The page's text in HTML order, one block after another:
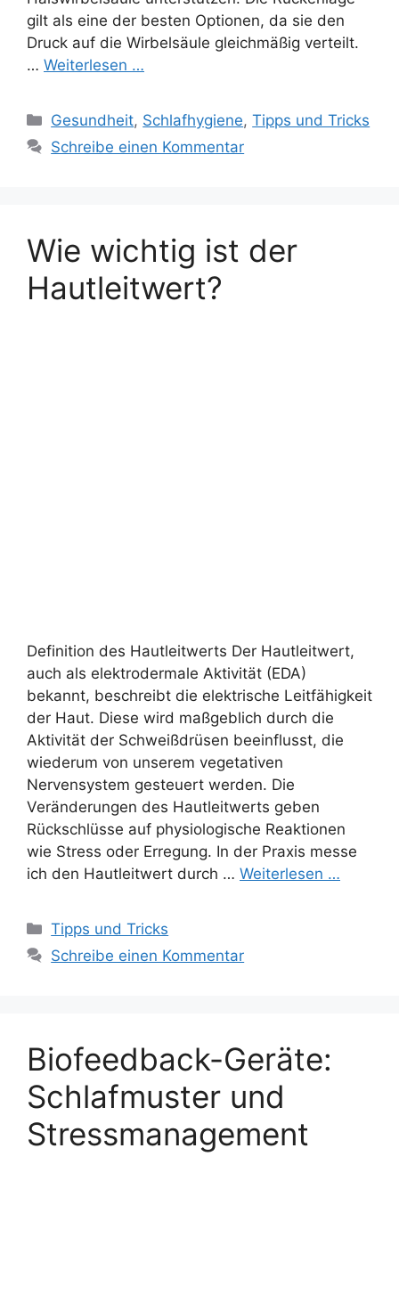
gilt als eine der besten Optionen, da sie den
Druck auf die Wirbelsäule gleichmäßig verteilt.
… Weiterlesen …
Kategorien
Gesundheit, Schlafhygiene,Tipps und Tricks
Schreibe einen Kommentar
Wie wichtig ist der
Hautleitwert?
Definition des Hautleitwerts Der Hautleitwert,
auch als elektrodermale Aktivität (EDA)
bekannt, beschreibt die elektrische Leitfähigkeit
der Haut. Diese wird maßgeblich durch die
Aktivität der Schweißdrüsen beeinflusst, die
wiederum von unserem vegetativen
Nervensystem gesteuert werden. Die
Veränderungen des Hautleitwerts geben
Rückschlüsse auf physiologische Reaktionen
wie Stress oder Erregung. In der Praxis messe
ich den Hautleitwert durch … Weiterlesen …
Kategorien
Tipps und Tricks
Schreibe einen Kommentar
Biofeedback-Geräte:
Schlafmuster und
Stressmanagement